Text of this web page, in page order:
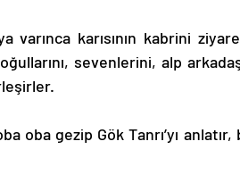
varınca karısının kabrini
sevenlerini, alp
oba gezip Gök Tanrı’yı